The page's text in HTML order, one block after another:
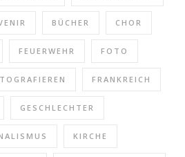
BÜCHER CHOR
FEUERWEHR FOTO
FRANKREICH
GESCHLECHTER
KIRCHE